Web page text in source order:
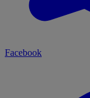
Facebook